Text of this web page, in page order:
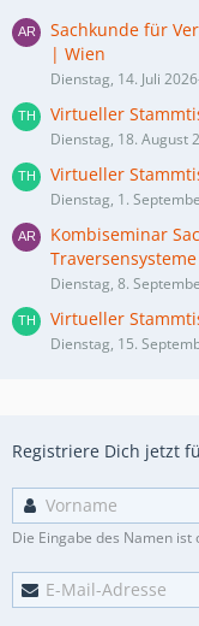
Sachkunde für
| Wien
Dienstag, 14. Juli
Virtueller
Dienstag, 18. August
Virtueller
Dienstag, 1.
Kombiseminar
Dienstag, 8.
Virtueller
Dienstag, 15.
Registriere Dich jetzt
Die Eingabe des Namen ist